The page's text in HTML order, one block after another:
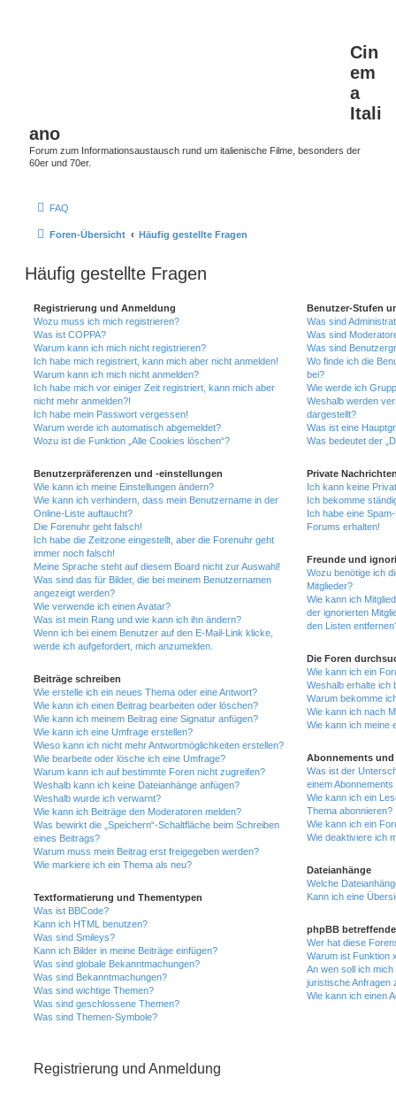
Cin
em
a
Itali
ano
Forum zum Informationsaustausch rund um italienische Filme, besonders der
60er und 70er.
FAQ
Foren-Übersicht Häufig gestellte Fragen
Häufig gestellte Fragen
Registrierung und Anmeldung
Wozu muss ich mich registrieren?
Was ist COPPA?
Warum kann ich mich nicht registrieren?
Ich habe mich registriert, kann mich aber nicht anmelden!
Warum kann ich mich nicht anmelden?
Ich habe mich vor einiger Zeit registriert, kann mich aber
nicht mehr anmelden?!
Ich habe mein Passwort vergessen!
Warum werde ich automatisch abgemeldet?
Wozu ist die Funktion „Alle Cookies löschen“?
Benutzerpräferenzen und -einstellungen
Wie kann ich meine Einstellungen ändern?
Wie kann ich verhindern, dass mein Benutzername in der
Online-Liste auftaucht?
Die Forenuhr geht falsch!
Ich habe die Zeitzone eingestellt, aber die Forenuhr geht
immer noch falsch!
Meine Sprache steht auf diesem Board nicht zur Auswahl!
Was sind das für Bilder, die bei meinem Benutzernamen
angezeigt werden?
Wie verwende ich einen Avatar?
Was ist mein Rang und wie kann ich ihn ändern?
Wenn ich bei einem Benutzer auf den E-Mail-Link klicke,
werde ich aufgefordert, mich anzumelden.
Beiträge schreiben
Wie erstelle ich ein neues Thema oder eine Antwort?
Wie kann ich einen Beitrag bearbeiten oder löschen?
Wie kann ich meinem Beitrag eine Signatur anfügen?
Wie kann ich eine Umfrage erstellen?
Wieso kann ich nicht mehr Antwortmöglichkeiten erstellen?
Wie bearbeite oder lösche ich eine Umfrage?
Warum kann ich auf bestimmte Foren nicht zugreifen?
Weshalb kann ich keine Dateianhänge anfügen?
Weshalb wurde ich verwarnt?
Wie kann ich Beiträge den Moderatoren melden?
Was bewirkt die „Speichern“-Schaltfläche beim Schreiben
eines Beitrags?
Warum muss mein Beitrag erst freigegeben werden?
Wie markiere ich ein Thema als neu?
Textformatierung und Thementypen
Was ist BBCode?
Kann ich HTML benutzen?
Was sind Smileys?
Kann ich Bilder in meine Beiträge einfügen?
Was sind globale Bekanntmachungen?
Was sind Bekanntmachungen?
Was sind wichtige Themen?
Was sind geschlossene Themen?
Was sind Themen-Symbole?
Benutzer-Stufen
Was sind
Was sind
Was sind
Wo finde ich die
bei?
Wie werde ich
Weshalb werden
dargestellt?
Was ist eine
Was bedeutet der
Private
Ich kann keine
Ich bekomme
Ich habe eine
Forums erhalten!
Freunde und
Wozu benötige ich
Mitglieder?
Wie kann ich
der ignorierten
den Listen
Die Foren
Wie kann ich ein
Weshalb erhalte ich
Warum bekomme
Wie kann ich nach
Wie kann ich meine
Abonnements und
Was ist der
einem
Wie kann ich ein
Thema abonnieren?
Wie kann ich ein
Wie deaktiviere ich
Dateianhänge
Welche
Kann ich eine
phpBB
Wer hat diese
Warum ist Funktion
An wen soll ich
juristische Anfragen
Wie kann ich einen
Registrierung und Anmeldung